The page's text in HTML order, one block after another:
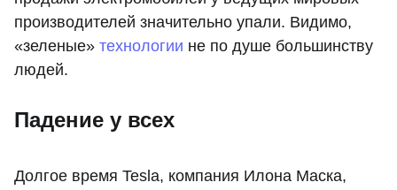
производителей значительно упали. Видимо,
«зеленые» технологии не по душе большинству
людей.
Падение у всех
Долгое время Tesla, компания Илона Маска,